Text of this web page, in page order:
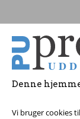
Denne
Vi bruger cookies